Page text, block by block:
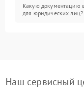
Какую документацию
для юридических лиц?
Наш сервисный